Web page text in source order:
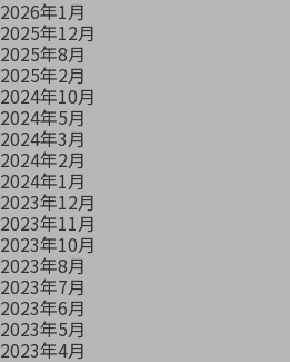
2026年1月
2025年12月
2025年8月
2025年2月
2024年10月
2024年5月
2024年3月
2024年2月
2024年1月
2023年12月
2023年11月
2023年10月
2023年8月
2023年7月
2023年6月
2023年5月
2023年4月